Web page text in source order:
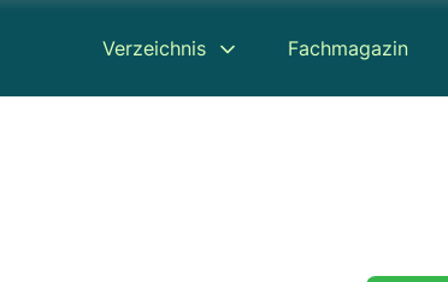
Verzeichnis Fachmagazin